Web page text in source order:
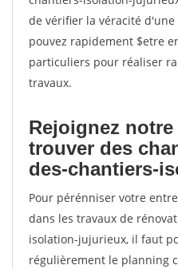
de vérifier la véracité d'une
pouvez rapidement $etre
particuliers pour réaliser
travaux.
Rejoignez
trouver des
des-chantiers-
Pour pérénniser votre
dans les travaux de
isolation-jujurieux, il faut
régulièrement le planning